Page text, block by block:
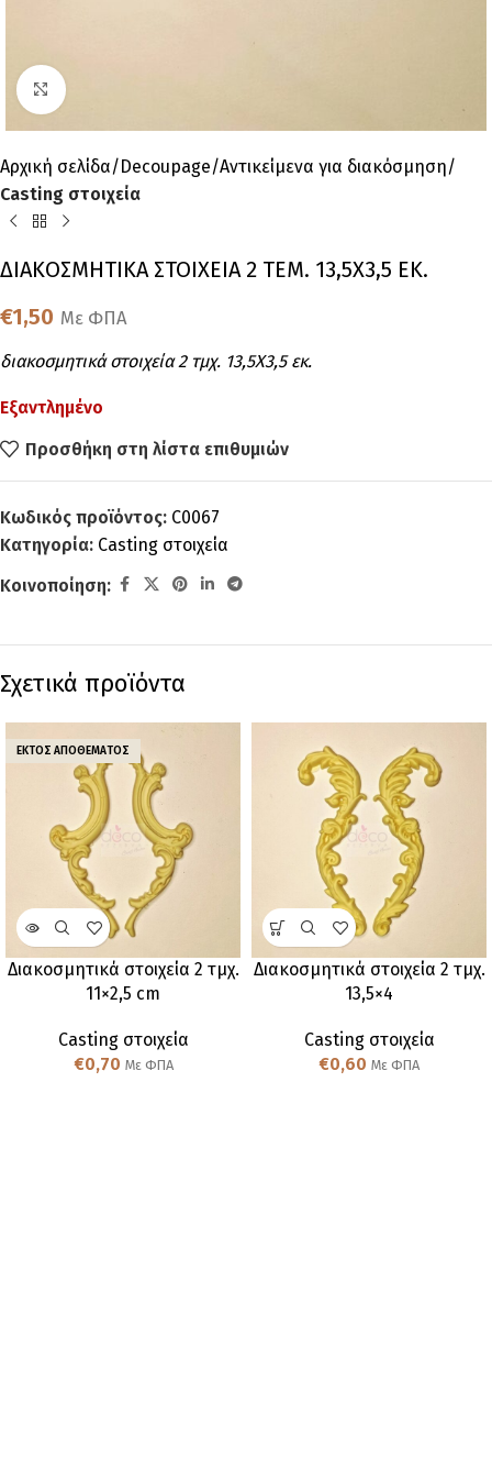
Click to enlarge
Αρχική σελίδα Decoupage Αντικείμενα για διακόσμηση
Casting στοιχεία
ΔΙΑΚΟΣΜΗΤΙΚΑ ΣΤΟΙΧΕΙΑ 2 ΤΕΜ. 13,5Χ3,5 ΕΚ.
€1,50 Με ΦΠΑ
διακοσμητικά στοιχεία 2 τμχ. 13,5Χ3,5 εκ.
Εξαντλημένο
Προσθήκη στη λίστα επιθυμιών
Κωδικός προϊόντος: C0067
Κατηγορία: Casting στοιχεία
Κοινοποίηση:
Σχετικά προϊόντα
ΕΚΤΌΣ ΑΠΟΘΈΜΑΤΟΣ
Διακοσμητικά στοιχεία 2 τμχ.
11×2,5 cm
Casting στοιχεία
€0,70 Με ΦΠΑ
Διακοσμητικά στοιχεία 2 τμχ.
13,5×4
Casting στοιχεία
€0,60 Με ΦΠΑ